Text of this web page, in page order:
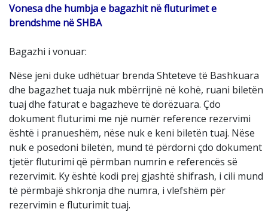
Vonesa dhe humbja e bagazhit në fluturimet e
brendshme në SHBA
Bagazhi i vonuar:
Nëse jeni duke udhëtuar brenda Shteteve të Bashkuara
dhe bagazhet tuaja nuk mbërrijnë në kohë, ruani biletën
tuaj dhe faturat e bagazheve të dorëzuara. Çdo
dokument fluturimi me një numër reference rezervimi
është i pranueshëm, nëse nuk e keni biletën tuaj. Nëse
nuk e posedoni biletën, mund të përdorni çdo dokument
tjetër fluturimi që përmban numrin e referencës së
rezervimit. Ky është kodi prej gjashtë shifrash, i cili mund
të përmbajë shkronja dhe numra, i vlefshëm për
rezervimin e fluturimit tuaj.